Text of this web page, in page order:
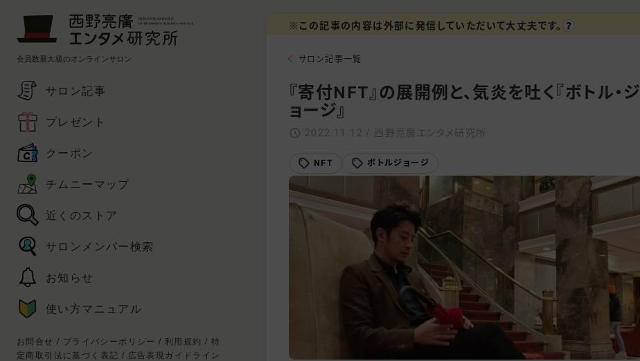
会員数最大級のオンラインサロン
サロン記事
プレゼント
クーポン
チムニーマップ
近くのストア
サロンメンバー検索
お知らせ
使い方マニュアル
お問合せ / プライバシーポリシー / 利用規約 / 特
定商取引法に基づく表記 / 広告表現ガイドライン
※この記事の内容は外部に発信していただいて大丈夫です。
サロン記事一覧
『寄付NFT』の展開例と、気炎を吐く『ボトル・ジ
ョージ』
2022.11.12 / 西野亮廣エンタメ研究所
NFT ボトルジョージ